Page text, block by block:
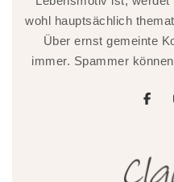
wohl hauptsächlich
Über ernst gemeinte
immer. Spammer